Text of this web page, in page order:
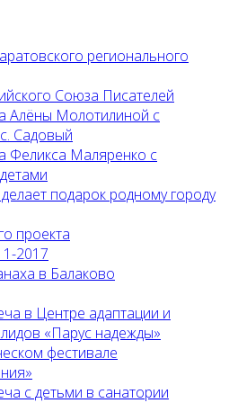
регионального
Союза Писателей
Алёны Молотилиной с
Садовый
Феликса Маляренко с
подарок родному городу
проекта
2017
в Балаково
в Центре адаптации и
«Парус надежды»
фестивале
с детьми в санатории